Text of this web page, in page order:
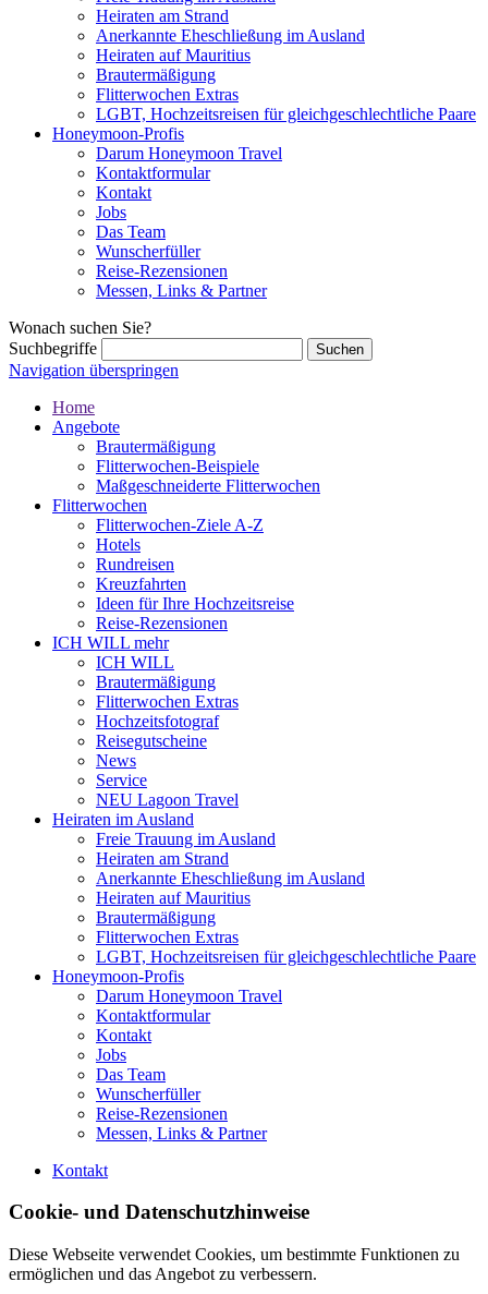
Heiraten am Strand
Anerkannte Eheschließung im Ausland
Heiraten auf Mauritius
Brautermäßigung
Flitterwochen Extras
LGBT, Hochzeitsreisen für gleichgeschlechtliche Paare
Honeymoon-Profis
Darum Honeymoon Travel
Kontaktformular
Kontakt
Jobs
Das Team
Wunscherfüller
Reise-Rezensionen
Messen, Links & Partner
Wonach suchen Sie?
Suchbegriffe
Navigation überspringen
Home
Angebote
Brautermäßigung
Flitterwochen-Beispiele
Maßgeschneiderte Flitterwochen
Flitterwochen
Flitterwochen-Ziele A-Z
Hotels
Rundreisen
Kreuzfahrten
Ideen für Ihre Hochzeitsreise
Reise-Rezensionen
ICH WILL mehr
ICH WILL
Brautermäßigung
Flitterwochen Extras
Hochzeitsfotograf
Reisegutscheine
News
Service
NEU Lagoon Travel
Heiraten im Ausland
Freie Trauung im Ausland
Heiraten am Strand
Anerkannte Eheschließung im Ausland
Heiraten auf Mauritius
Brautermäßigung
Flitterwochen Extras
LGBT, Hochzeitsreisen für gleichgeschlechtliche Paare
Honeymoon-Profis
Darum Honeymoon Travel
Kontaktformular
Kontakt
Jobs
Das Team
Wunscherfüller
Reise-Rezensionen
Messen, Links & Partner
Kontakt
Cookie- und Datenschutzhinweise
Diese Webseite verwendet Cookies, um bestimmte Funktionen zu
ermöglichen und das Angebot zu verbessern.